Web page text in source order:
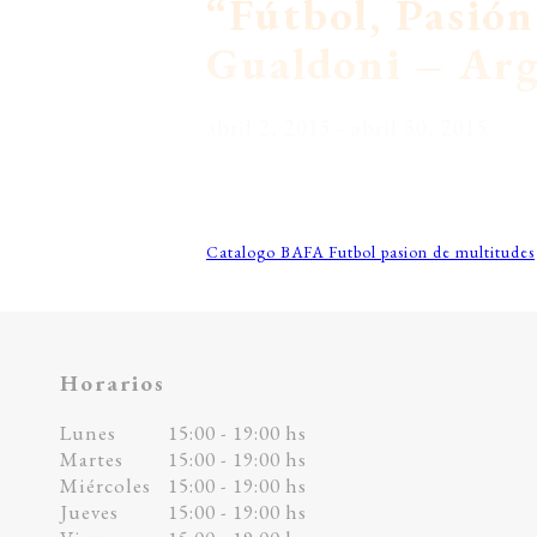
“Fútbol,
Gualdoni –
Catalogo BAFA Futbol pasion de multitudes
Horarios
Lunes
15:00 - 19:00 hs
Martes
15:00 - 19:00 hs
Miércoles
15:00 - 19:00 hs
Jueves
15:00 - 19:00 hs